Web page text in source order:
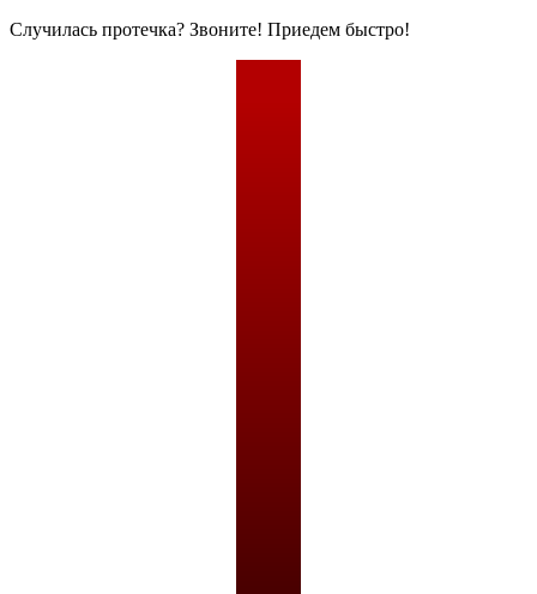
Случилась протечка? Звоните! Приедем быстро!